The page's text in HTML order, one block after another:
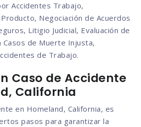
Accidentes Trabajo,
Negociación de Acuerdos
Litigio Judicial, Evaluación de
Casos de Muerte Injusta,
de Trabajo.
Caso de Accidente
California
en Homeland, California, es
pasos para garantizar la